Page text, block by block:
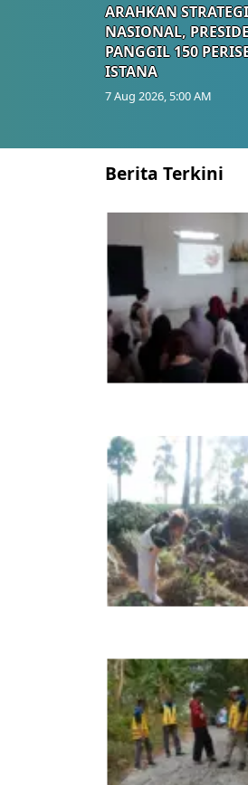
ARAHKAN
NASIONAL,
PANGGIL 150
ISTANA
7 Aug 2026, 5:00 AM
Berita Terkini